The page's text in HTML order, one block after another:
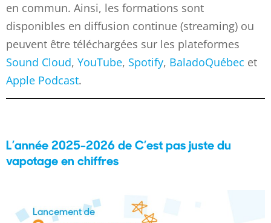
en commun. Ainsi, les formations sont
disponibles en diffusion continue (streaming) ou
peuvent être téléchargées sur les plateformes
Sound Cloud, YouTube, Spotify, BaladoQuébec et
Apple Podcast.
L’année 2025-2026 de C’est pas juste du
vapotage en chiffres